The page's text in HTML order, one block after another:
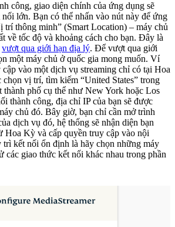
công, giao diện chính của ứng dụng sẽ
lớn. Bạn có thể nhấn vào nút này để ứng
trí thông minh” (Smart Location) – máy chủ
về tốc độ và khoảng cách cho bạn. Đây là
vượt qua giới hạn địa lý. Để vượt qua giới
một máy chủ ở quốc gia mong muốn. Ví
vào một dịch vụ streaming chỉ có tại Hoa
vị trí, tìm kiếm “United States” trong
thành phố cụ thể như New York hoặc Los
thành công, địa chỉ IP của bạn sẽ được
chủ đó. Bây giờ, bạn chỉ cần mở trình
dịch vụ đó, hệ thống sẽ nhận diện bạn
Hoa Kỳ và cấp quyền truy cập vào nội
trì kết nối ổn định là hãy chọn những máy
các giao thức kết nối khác nhau trong phần